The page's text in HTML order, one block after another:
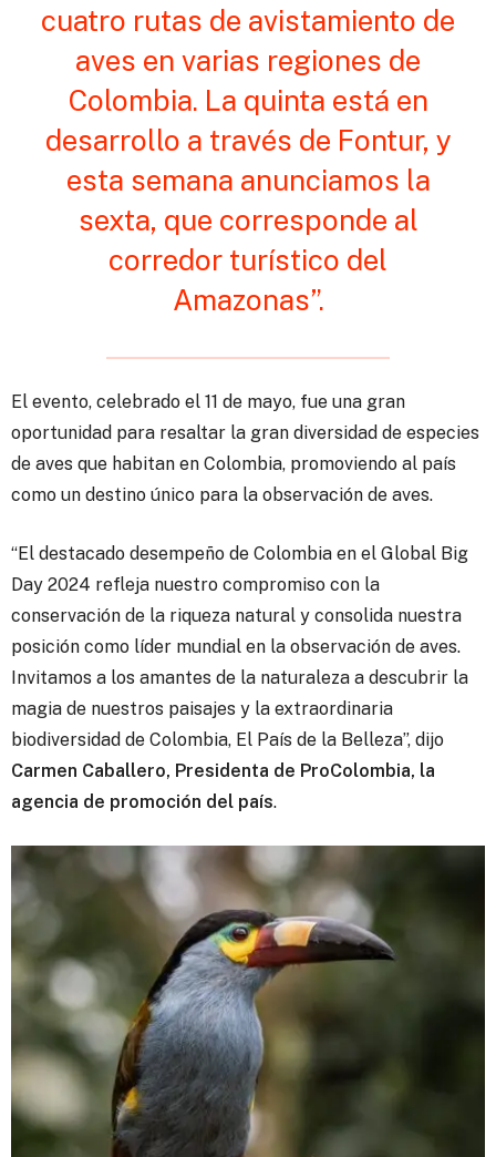
cuatro rutas de avistamiento de
aves en varias regiones de
Colombia. La quinta está en
desarrollo a través de Fontur, y
esta semana anunciamos la
sexta, que corresponde al
corredor turístico del
Amazonas”.
El evento, celebrado el 11 de mayo, fue una gran
oportunidad para resaltar la gran diversidad de especies
de aves que habitan en Colombia, promoviendo al país
como un destino único para la observación de aves.
“El destacado desempeño de Colombia en el Global Big
Day 2024 refleja nuestro compromiso con la
conservación de la riqueza natural y consolida nuestra
posición como líder mundial en la observación de aves.
Invitamos a los amantes de la naturaleza a descubrir la
magia de nuestros paisajes y la extraordinaria
biodiversidad de Colombia, El País de la Belleza”, dijo
Carmen Caballero, Presidenta de ProColombia, la
agencia de promoción del país.